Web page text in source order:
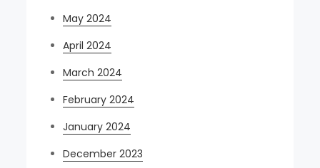
May 2024
April 2024
March 2024
February 2024
January 2024
December 2023